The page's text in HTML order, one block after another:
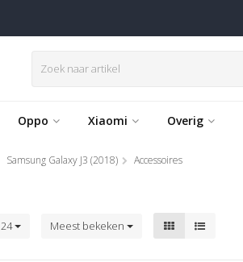
Oppo Xiaomi Overig
Samsung Galaxy J3 (2018) Accessoires
24 Meest bekeken